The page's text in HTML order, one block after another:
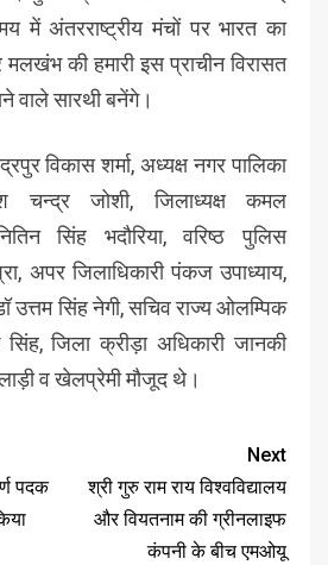
में अंतरराष्ट्रीय मंचों पर भारत का
की हमारी इस प्राचीन विरासत
वाले सारथी बनेंगे।
विकास शर्मा, अध्यक्ष नगर पालिका
चन्द्र जोशी, जिलाध्यक्ष कमल
सिंह भदौरिया, वरिष्ठ पुलिस
अपर जिलाधिकारी पंकज उपाध्याय,
उत्तम सिंह नेगी, सचिव राज्य ओलम्पिक
जिला क्रीड़ा अधिकारी जानकी
व खेलप्रेमी मौजूद थे।
पदक
Next
श्री गुरु राम राय विश्वविद्यालय
और वियतनाम की ग्रीनलाइफ
कंपनी के बीच एमओयू